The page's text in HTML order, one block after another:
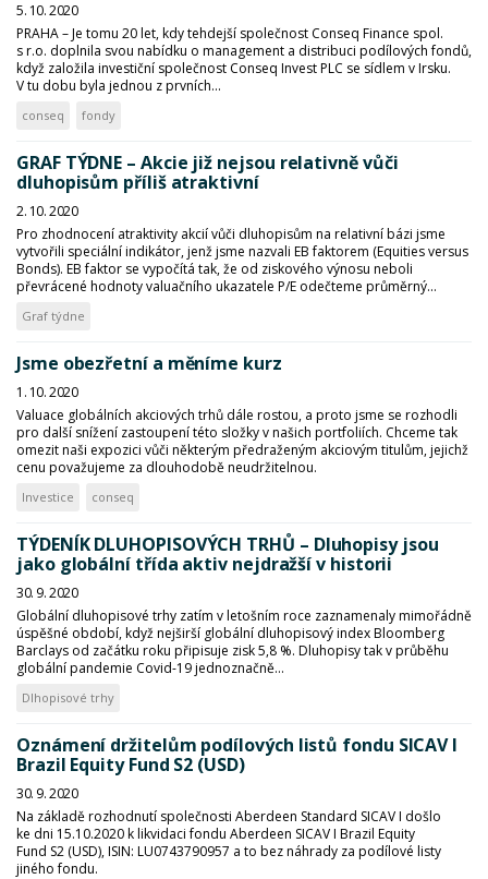
5. 10. 2020
PRAHA – Je tomu 20 let, kdy tehdejší společnost Conseq Finance spol.
s r.o. doplnila svou nabídku o management a distribuci podílových fondů,
když založila investiční společnost Conseq Invest PLC se sídlem v Irsku.
V tu dobu byla jednou z prvních...
conseq fondy
GRAF TÝDNE – Akcie již nejsou relativně vůči
dluhopisům příliš atraktivní
2. 10. 2020
Pro zhodnocení atraktivity akcií vůči dluhopisům na relativní bázi jsme
vytvořili speciální indikátor, jenž jsme nazvali EB faktorem (Equities versus
Bonds). EB faktor se vypočítá tak, že od ziskového výnosu neboli
převrácené hodnoty valuačního ukazatele P/E odečteme průměrný...
Graf týdne
Jsme obezřetní a měníme kurz
1. 10. 2020
Valuace globálních akciových trhů dále rostou, a proto jsme se rozhodli
pro další snížení zastoupení této složky v našich portfoliích. Chceme tak
omezit naši expozici vůči některým předraženým akciovým titulům, jejichž
cenu považujeme za dlouhodobě neudržitelnou.
Investice conseq
TÝDENÍK DLUHOPISOVÝCH TRHŮ – Dluhopisy jsou
jako globální třída aktiv nejdražší v historii
30. 9. 2020
Globální dluhopisové trhy zatím v letošním roce zaznamenaly mimořádně
úspěšné období, když nejširší globální dluhopisový index Bloomberg
Barclays od začátku roku připisuje zisk 5,8 %. Dluhopisy tak v průběhu
globální pandemie Covid-19 jednoznačně...
Dlhopisové trhy
Oznámení držitelům podílových listů fondu SICAV I
Brazil Equity Fund S2 (USD)
30. 9. 2020
Na základě rozhodnutí společnosti Aberdeen Standard SICAV I došlo
ke dni 15.10.2020 k likvidaci fondu Aberdeen SICAV I Brazil Equity
Fund S2 (USD), ISIN: LU0743790957 a to bez náhrady za podílové listy
jiného fondu.